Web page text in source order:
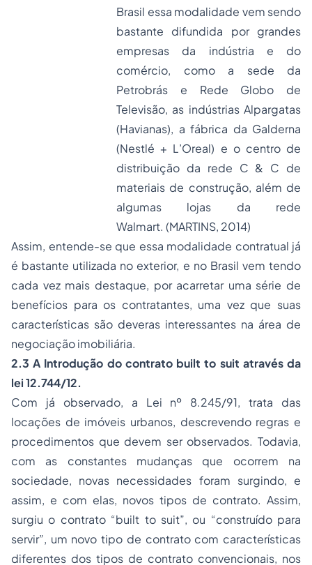
Brasil essa modalidade vem sendo
bastante difundida por grandes
empresas da indústria e do
comércio, como a sede da
Petrobrás e Rede Globo de
Televisão, as indústrias Alpargatas
(Havianas), a fábrica da Galderna
(Nestlé + L’Oreal) e o centro de
distribuição da rede C & C de
materiais de construção, além de
algumas lojas da rede
Walmart. (MARTINS, 2014)
Assim, entende-se que essa modalidade contratual já
é bastante utilizada no exterior, e no Brasil vem tendo
cada vez mais destaque, por acarretar uma série de
benefícios para os contratantes, uma vez que suas
características são deveras interessantes na área de
negociação imobiliária.
2.3 A Introdução do contrato built to suit através da
lei 12.744/12.
Com já observado, a Lei nº 8.245/91, trata das
locações de imóveis urbanos, descrevendo regras e
procedimentos que devem ser observados. Todavia,
com as constantes mudanças que ocorrem na
sociedade, novas necessidades foram surgindo, e
assim, e com elas, novos tipos de contrato. Assim,
surgiu o contrato “built to suit”, ou “construído para
servir”, um novo tipo de contrato com características
diferentes dos tipos de contrato convencionais, nos